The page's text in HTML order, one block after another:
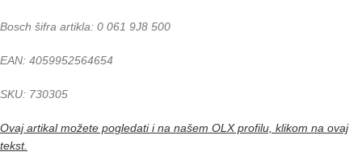
Bosch šifra artikla: 0 061 9J8 500
EAN: 4059952564654
SKU: 730305
Ovaj artikal možete pogledati i na našem OLX profilu, klikom na ovaj
tekst.